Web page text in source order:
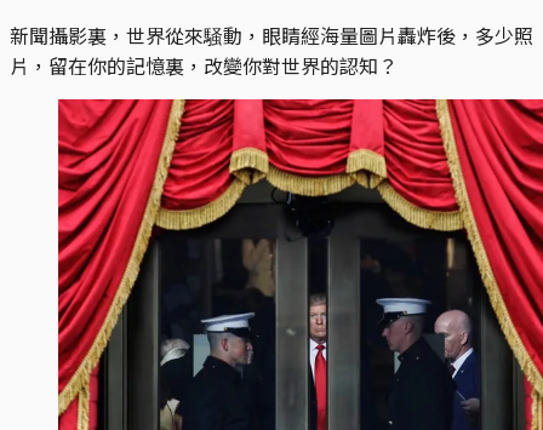
新聞攝影裏，世界從來騒動，眼睛經海量圖片轟炸後，多少照
片，留在你的記憶裏，改變你對世界的認知？